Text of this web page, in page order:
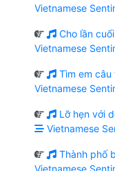
Vietnamese
Cho lần cuối
Vietnamese
Tìm em câu
Vietnamese
Lỡ hẹn với
Vietnamese
Thành phố
Vietnamese